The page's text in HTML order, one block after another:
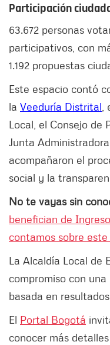
Participación
63.672 personas
participativos, con
1.192 propuestas
Este espacio contó
la Veeduría Distrital
Local, el Consejo de
Junta
acompañaron el
social y la
No te vayas sin
benefician de
contamos sobre
La Alcaldía Local de
compromiso con
basada en
El Portal Bogotá
conocer más